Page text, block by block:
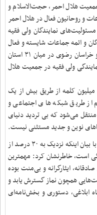
هلال احمر، حجت‌الاسلام و
و روحانیون فعال در هلال احمر
نمایندگان ولی فقیه
و ائمه جماعات شایسته و فعال
در ادارات شهرستانی این مجموعه بوده است و خراسان رضوی در میان ۳۱ استان
را در سال ۹۶ در حوزه نمایندگی ولی فقیه در جمعیت هلال
کلمه از طریق بیش از یک
از طریق شبکه های اجتماعی و
می‌شود که بی تردید دنیای
نوین و جدید مستثنی نیست.
نماینده ولی فقیه در جمعیت هلال احمر کشور با بیان اینکه نزدیک به ۳۰ درصد از
است، خاطرنشان کرد: مهمترین
ایثارگرانه و بی‌منت بوده
همچون نماز گسترش یابد و
ابلاغی، دستوری و بخش‌نامه‌ای